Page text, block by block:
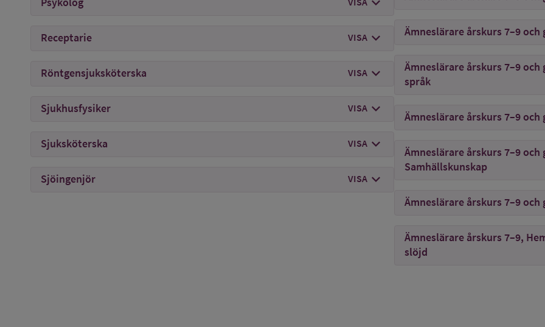
Receptarie VISA mer om Receptarie
chevron_right
Röntgensjuksköterska VISA mer om Röntgensjuksköterska
chevron_right
Sjukhusfysiker VISA mer om
chevron_right
Sjuksköterska VISA mer om
chevron_right
Sjöingenjör VISA mer om
chevron_right
Ämneslärare årskurs 7–9
Ämneslärare årskurs 7–9
språk
Ämneslärare årskurs 7–9
Ämneslärare årskurs 7–9 och
Samhällskunskap
Ämneslärare årskurs 7–9
Ämneslärare årskurs 7–9,
slöjd